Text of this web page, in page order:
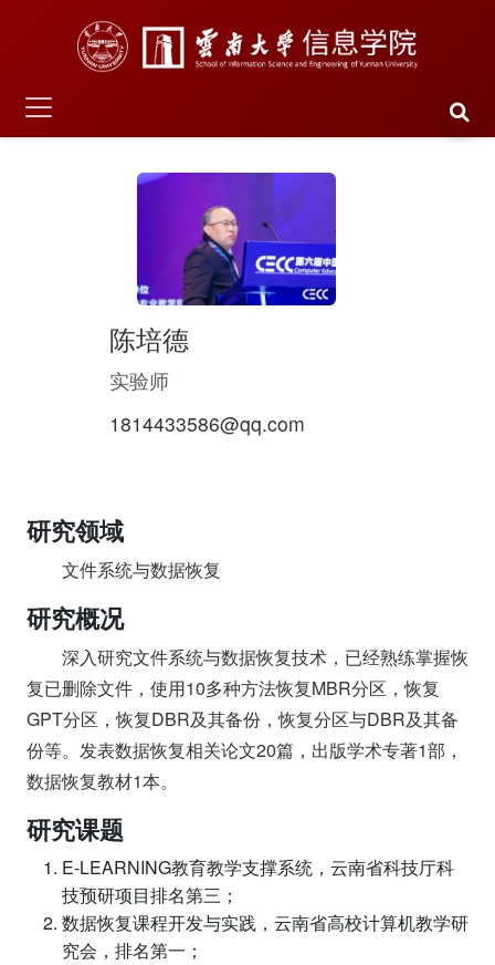
陈培德
实验师
1814433586@qq.com
研究领域
文件系统与数据恢复
研究概况
深入研究文件系统与数据恢复技术，已经熟练掌握恢
复已删除文件，使用10多种方法恢复MBR分区，恢复
GPT分区，恢复DBR及其备份，恢复分区与DBR及其备
份等。发表数据恢复相关论文20篇，出版学术专著1部，
数据恢复教材1本。
研究课题
E-LEARNING教育教学支撑系统，云南省科技厅科
技预研项目排名第三；
数据恢复课程开发与实践，云南省高校计算机教学研
究会，排名第一；